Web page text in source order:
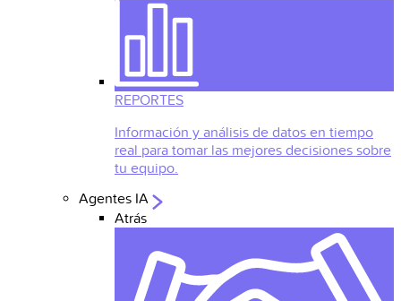
REPORTES
Información y análisis de datos en tiempo
real para tomar las mejores decisiones sobre
tu equipo.
Agentes IA
Atrás